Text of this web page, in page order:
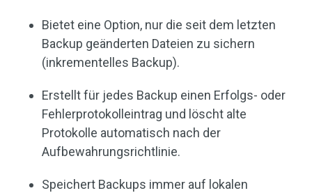
Bietet eine Option, nur die seit dem letzten
Backup geänderten Dateien zu sichern
(inkrementelles Backup).
Erstellt für jedes Backup einen Erfolgs- oder
Fehlerprotokolleintrag und löscht alte
Protokolle automatisch nach der
Aufbewahrungsrichtlinie.
Speichert Backups immer auf lokalen